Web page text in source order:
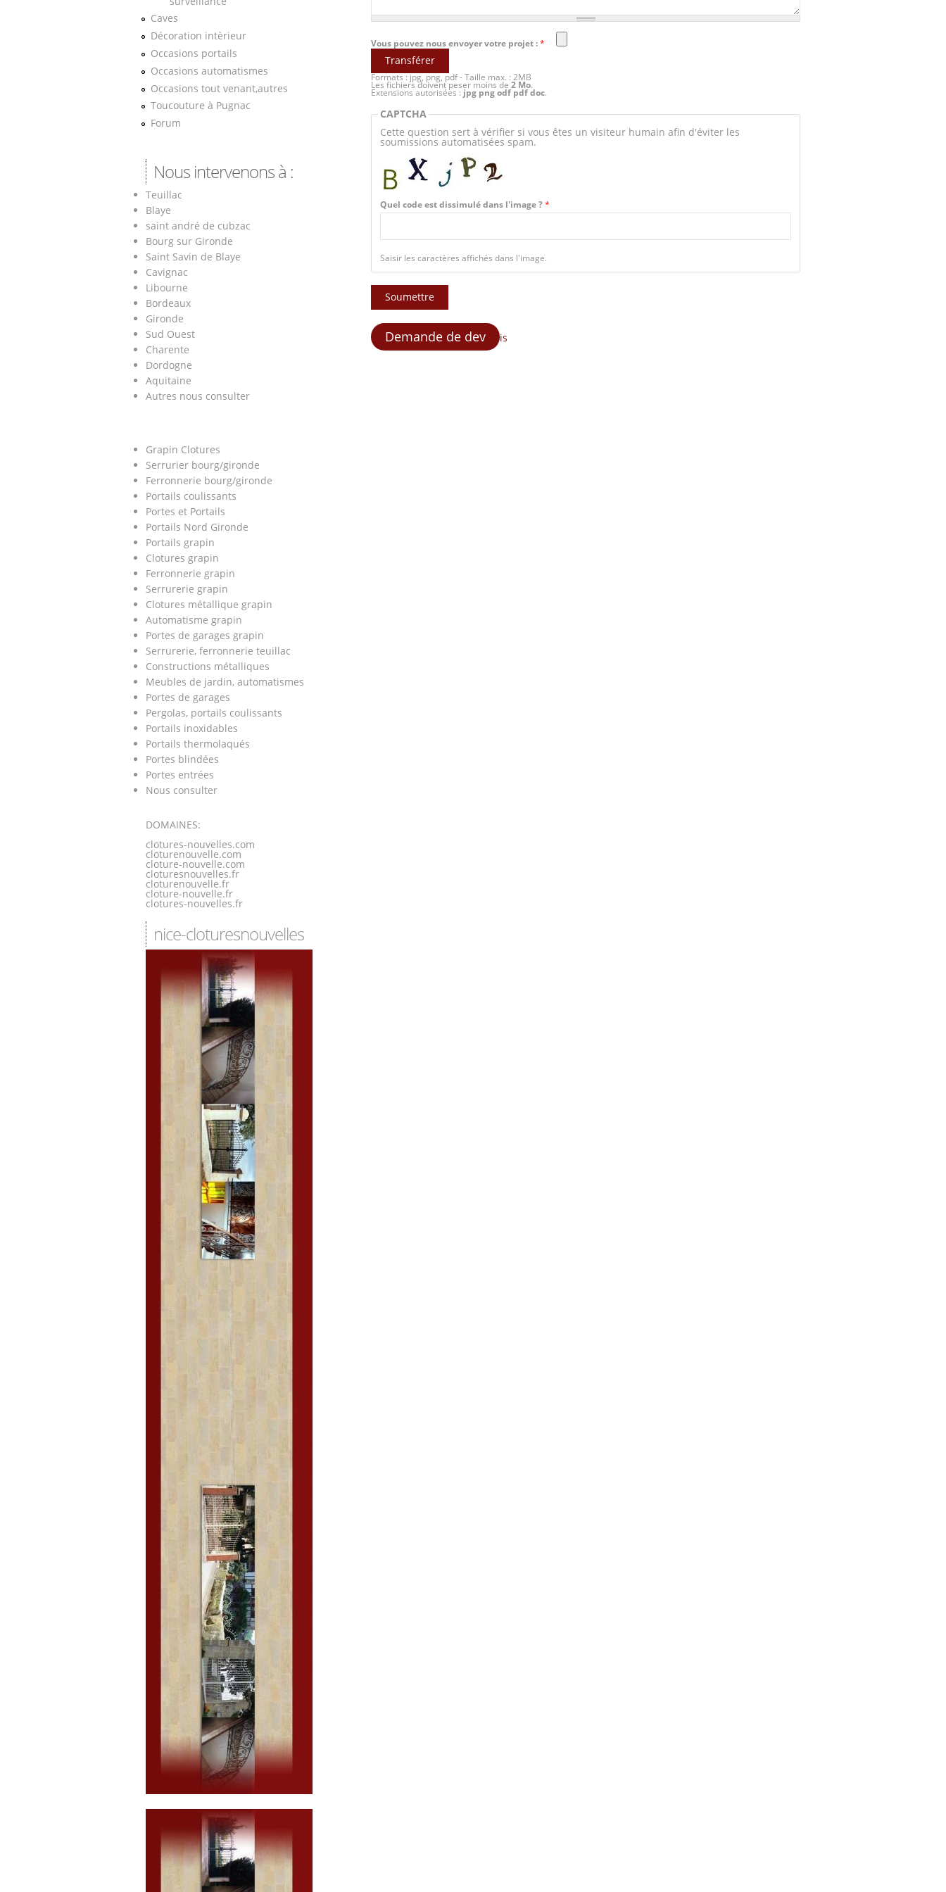
Vous pouvez nous envoyer votre projet :*
Formats : jpg, png, pdf - Taille max. : 2MB
Les fichiers doivent peser moins de 2 Mo.
Extensions autorisées : jpg png odf pdf doc.
CAPTCHA
Cette question sert à vérifier si vous êtes un visiteur humain afin d'éviter les
soumissions automatisées spam.
Quel code est dissimulé dans l'image ?*
Saisir les caractères affichés dans l'image.
Demande de dev is
Caves
Décoration intèrieur
Occasions portails
Occasions automatismes
Occasions tout venant,autres
Toucouture à Pugnac
Forum
Nous intervenons à :
Teuillac
Blaye
saint andré de cubzac
Bourg sur Gironde
Saint Savin de Blaye
Cavignac
Libourne
Bordeaux
Gironde
Sud Ouest
Charente
Dordogne
Aquitaine
Autres nous consulter
Grapin Clotures
Serrurier bourg/gironde
Ferronnerie bourg/gironde
Portails coulissants
Portes et Portails
Portails Nord Gironde
Portails grapin
Clotures grapin
Ferronnerie grapin
Serrurerie grapin
Clotures métallique grapin
Automatisme grapin
Portes de garages grapin
Serrurerie, ferronnerie teuillac
Constructions métalliques
Meubles de jardin, automatismes
Portes de garages
Pergolas, portails coulissants
Portails inoxidables
Portails thermolaqués
Portes blindées
Portes entrées
Nous consulter
DOMAINES:
clotures-nouvelles.com
cloturenouvelle.com
cloture-nouvelle.com
cloturesnouvelles.fr
cloturenouvelle.fr
cloture-nouvelle.fr
clotures-nouvelles.fr
nice-cloturesnouvelles